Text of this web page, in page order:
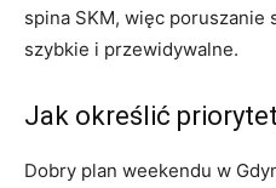
spina SKM, więc poruszanie
szybkie i przewidywalne.
Jak określić
Dobry plan weekendu w